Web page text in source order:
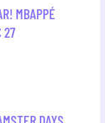
MBAPPÉ
27